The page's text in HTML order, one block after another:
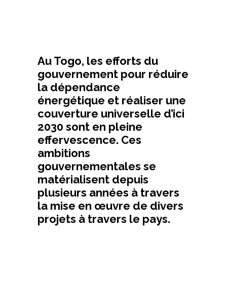
Au Togo, les efforts du
gouvernement pour réduire
la dépendance
énergétique et réaliser une
couverture universelle d’ici
2030 sont en pleine
effervescence. Ces
ambitions
gouvernementales se
matérialisent depuis
plusieurs années à travers
la mise en œuvre de divers
projets à travers le pays.